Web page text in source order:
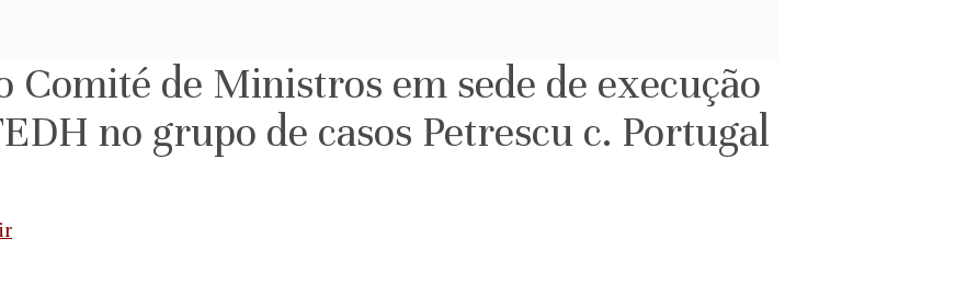
Comité de Ministros em sede de execução
no grupo de casos Petrescu c. Portugal